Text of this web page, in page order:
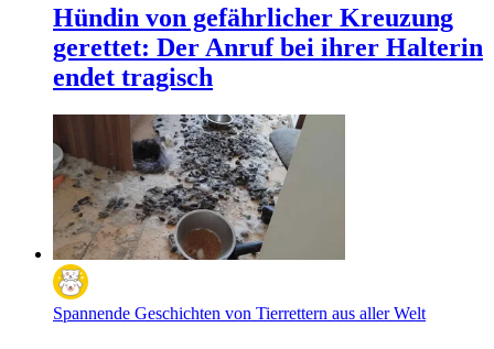
Hündin von gefährlicher Kreuzung
gerettet: Der Anruf bei ihrer Halterin
endet tragisch
Spannende Geschichten von Tierrettern aus aller Welt